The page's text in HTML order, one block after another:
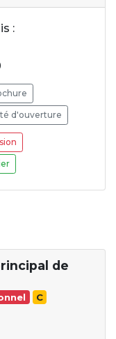
:
d'ouverture
de
C